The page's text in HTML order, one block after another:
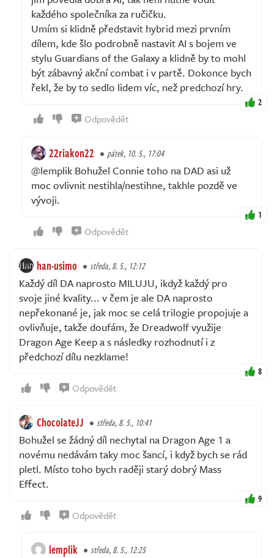
každého společníka za ručičku.
Umím si klidně představit hybrid mezi prvním
dílem, kde šlo podrobně nastavit AI s bojem ve
stylu Guardians of the Galaxy a klidně by to mohl
být zábavný akční combat i v partě. Dokonce bych
řekl, že by to sedlo lidem víc, než predchozí hry.
2
Odpovědět
22riakon22 pátek, 10. 5., 17:04
@lemplik Bohužel Connie toho na DAD asi už
moc ovlivnit nestihla/nestihne, takhle pozdě ve
vývoji.
1
Odpovědět
han-usimo středa, 8. 5., 12:12
Každý díl DA naprosto MILUJU, ikdyž každý pro
svoje jiné kvality... v čem je ale DA naprosto
nepřekonané je, jak moc se celá trilogie propojuje a
ovlivňuje, takže doufám, že Dreadwolf využije
Dragon Age Keep a s následky rozhodnutí i z
předchozí dílu nezklame!
8
Odpovědět
ChocolateJJ středa, 8. 5., 10:41
Bohužel se žádný díl nechytal na Dragon Age 1 a
novému nedávám taky moc šancí, i když bych se rád
pletl. Místo toho bych raději starý dobrý Mass
Effect.
9
Odpovědět
lemplik středa, 8. 5., 12:25